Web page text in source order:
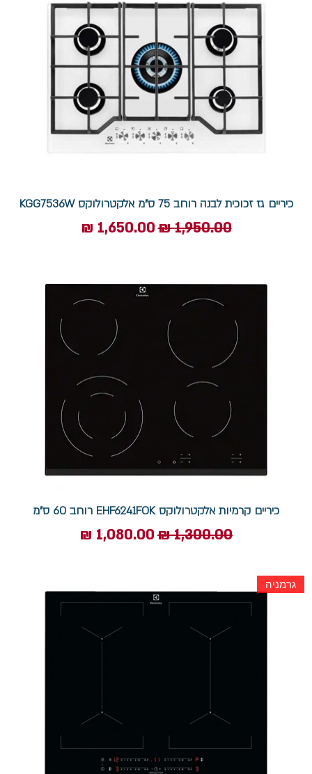
כיריים גז זכוכית לבנה רוחב 75 ס"מ אלקטרולוקס KGG7536W
מחיר רגיל‏1,950.00 ‏₪ מחיר מבצע
כיריים קרמיות אלקטרולוקס EHF6241FOK רוחב 60 ס"מ
מחיר רגיל מחיר מבצע
גרמניה